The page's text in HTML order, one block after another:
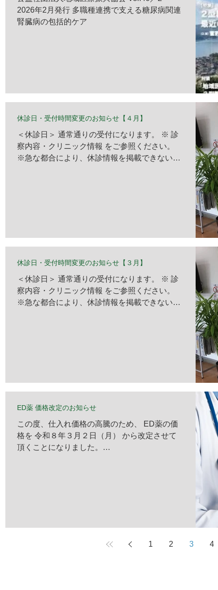
2026年2月発行 多職種連携で支える糖尿病関連
腎臓病の包括的ケア
休診日・受付時間変更のお知らせ【４月】
＜休診日＞ 通常通りの受付になります。 ※ 診
察内容・クリニック情報 をご参照ください。
※急な都合により、休診情報を掲載できない場
休診日・受付時間変更のお知らせ【３月】
＜休診日＞ 通常通りの受付になります。 ※ 診
察内容・クリニック情報 をご参照ください。
※急な都合により、休診情報を掲載できない場
ED薬 価格改定のお知らせ
この度、仕入れ価格の高騰のため、 ED薬の価
格を 令和８年３月２日（月） から改定させて
頂くことになりました。
全て税込みです。） 何卒、ご理解ご了承のほど
1 2 3 4